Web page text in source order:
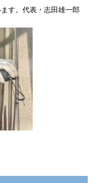
す。代表・志田雄一郎